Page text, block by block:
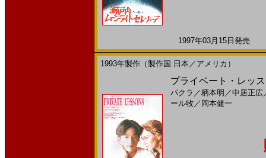
1997年03月15日発売
1993年製作（製作国 日本／アメリカ）
プライベート・レッ
パクラ ／柄本明 ／中居正広
ール牧／ 岡本健一